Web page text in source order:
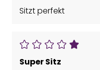
Sitzt perfekt
Super Sitz